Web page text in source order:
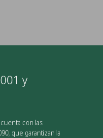
y
con las
que garantizan la